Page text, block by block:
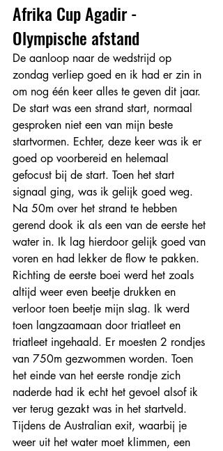
Afrika Cup Agadir -
Olympische afstand
De aanloop naar de wedstrijd op
zondag verliep goed en ik had er zin in
om nog één keer alles te geven dit jaar.
De start was een strand start, normaal
gesproken niet een van mijn beste
startvormen. Echter, deze keer was ik er
goed op voorbereid en helemaal
gefocust bij de start. Toen het start
signaal ging, was ik gelijk goed weg.
Na 50m over het strand te hebben
gerend dook ik als een van de eerste het
water in. Ik lag hierdoor gelijk goed van
voren en had lekker de flow te pakken.
Richting de eerste boei werd het zoals
altijd weer even beetje drukken en
verloor toen beetje mijn slag. Ik werd
toen langzaamaan door triatleet en
triatleet ingehaald. Er moesten 2 rondjes
van 750m gezwommen worden. Toen
het einde van het eerste rondje zich
naderde had ik echt het gevoel alsof ik
ver terug gezakt was in het startveld.
Tijdens de Australian exit, waarbij je
weer uit het water moet klimmen, een